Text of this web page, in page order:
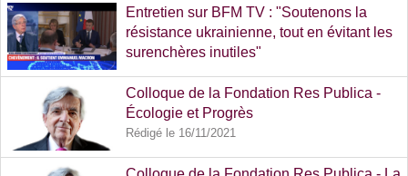
Entretien sur BFM TV : "Soutenons la
résistance ukrainienne, tout en évitant les
surenchères inutiles"
Colloque de la Fondation Res Publica -
Écologie et Progrès
Rédigé le 16/11/2021